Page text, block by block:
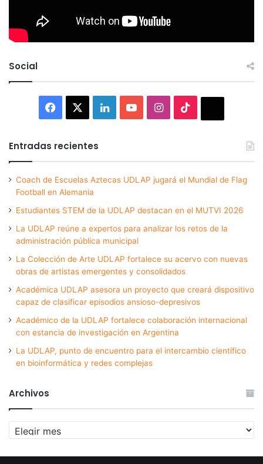
Social
Facebook LinkedInYouTubeInstagram
Entradas recientes
Coach de Escuelas Aztecas UDLAP jugará el Mundial de Flag
Football en Alemania
Estudiantes STEM de la UDLAP destacan en el MUTVI 2026
La UDLAP reúne a expertos para analizar los retos de la
administración pública municipal
La Colección de Arte UDLAP fortalece su acervo con nuevas
obras de artistas emergentes y consolidados
Académica UDLAP asesora un proyecto que creará dispositivo
capaz de clasificar episodios ansioso-depresivos
Académico de la UDLAP fortalece colaboración internacional
con estancia de investigación en Argentina
La UDLAP, punto de encuentro para el intercambio científico
en bioinformática y redes complejas
Archivos
Archivos